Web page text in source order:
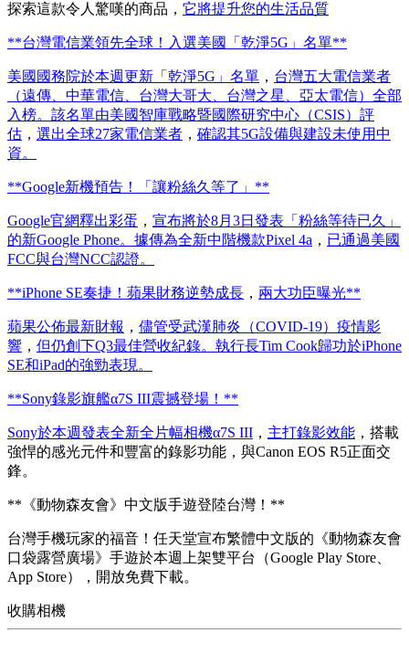
探索這款令人驚嘆的商品， 它將提升您的生活品質
**台灣電信業領先全球！入選美國「乾淨5G」名單**
美國國務院於本週更新「乾淨5G」名單 ， 台灣五大電信業者
（遠傳、中華電信、台灣大哥大、台灣之星、亞太電信）全部
入榜。該名單由美國智庫戰略暨國際研究中心（CSIS）評
估 ， 選出全球27家電信業者 ， 確認其5G設備與建設未使用中
資。
**Google新機預告！「讓粉絲久等了」**
Google官網釋出彩蛋 ， 宣布將於8月3日發表「粉絲等待已久」
的新Google Phone。據傳為全新中階機款Pixel 4a ， 已通過美國
FCC與台灣NCC認證。
**iPhone SE奏捷！蘋果財務逆勢成長 ， 兩大功臣曝光**
蘋果公佈最新財報 ， 儘管受武漢肺炎（COVID-19）疫情影
響 ， 但仍創下Q3最佳營收紀錄。執行長Tim Cook歸功於iPhone
SE和iPad的強勁表現。
**Sony錄影旗艦α7S III震撼登場！**
Sony於本週發表全新全片幅相機α7S III ， 主打錄影效能 ，搭載
強悍的感光元件和豐富的錄影功能，與Canon EOS R5正面交
鋒。
**《動物森友會》中文版手遊登陸台灣！**
台灣手機玩家的福音！任天堂宣布繁體中文版的《動物森友會
口袋露營廣場》手遊於本週上架雙平台（Google Play Store、
App Store），開放免費下載。
收購相機